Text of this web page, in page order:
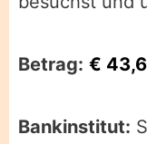
Betrag: €
Bankinstitut: